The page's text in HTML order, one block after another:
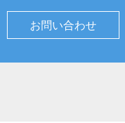
お問い合わせ